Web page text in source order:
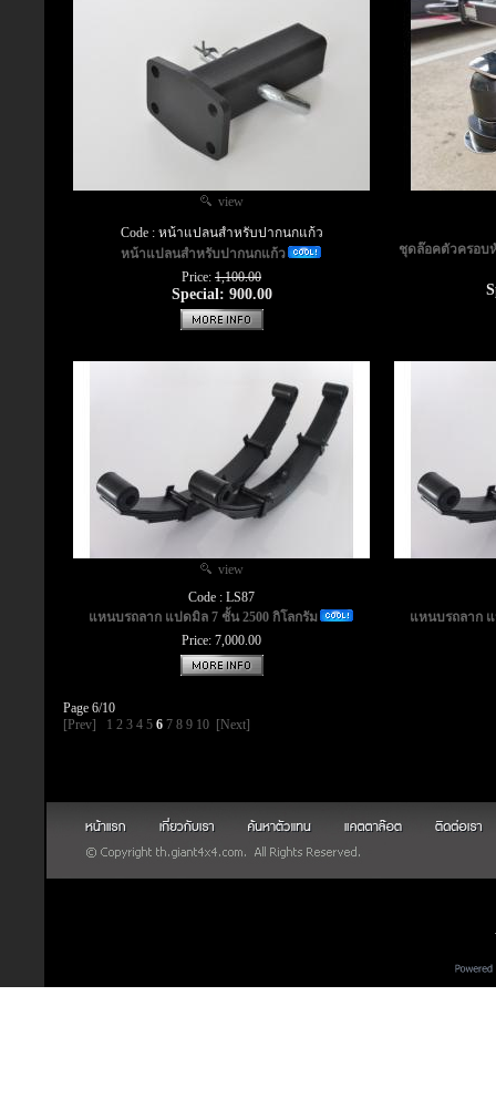
view
Code : หน้าแปลนสำหรับปากนกแก้ว
หน้าแปลนสำหรับปากนกแก้ว
Price: 1,100.00
Special: 900.00
ชุดล๊อคตัวครอบ
view
Code : LS87
แหนบรถลาก แปดมิล 7 ชั้น 2500 กิโลกรัม
Price: 7,000.00
แหนบรถลาก แ
Page 6/10
[Prev]
1 2 3 4 5 6 7 8 9 10 [Next]